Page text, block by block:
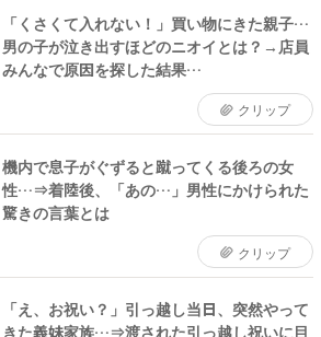
「くさくて入れない！」買い物にきた親子…
男の子が泣き出すほどのニオイとは？→店員
みんなで原因を探した結果…
クリップ
機内で息子がぐずると蹴ってくる後ろの女
性…⇒着陸後、「あの…」男性にかけられた
驚きの言葉とは
クリップ
「え、お祝い？」引っ越し当日、突然やって
きた義妹家族…⇒渡された引っ越し祝いに目